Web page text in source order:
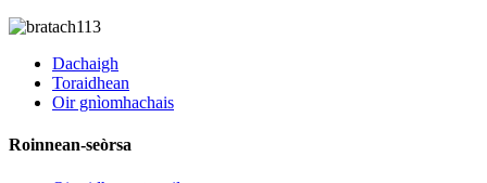
Dachaigh
Toraidhean
Oir gnìomhachais
Roinnean-seòrsa